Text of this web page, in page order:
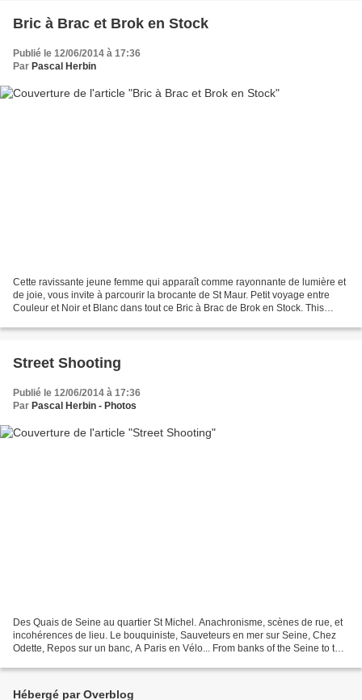
Bric à Brac et Brok en Stock
Publié le 12/06/2014 à 17:36
Par Pascal Herbin
Cette ravissante jeune femme qui apparaît comme rayonnante de lumière et
de joie, vous invite à parcourir la brocante de St Maur. Petit voyage entre
Couleur et Noir et Blanc dans tout ce Bric à Brac de Brok en Stock. This
Street Shooting
Publié le 12/06/2014 à 17:36
Par Pascal Herbin - Photos
Des Quais de Seine au quartier St Michel. Anachronisme, scènes de rue, et
incohérences de lieu. Le bouquiniste, Sauveteurs en mer sur Seine, Chez
Odette, Repos sur un banc, A Paris en Vélo... From banks of the Seine to the
Hébergé par Overblog